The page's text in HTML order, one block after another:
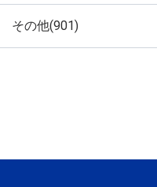
その他(901)